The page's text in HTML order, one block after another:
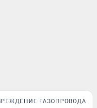
ГАЗОПРОВОДА